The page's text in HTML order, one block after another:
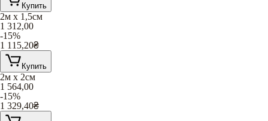
Купить
2м х 1,5см
1 312,00
-15%
1 115,20₴
Купить
2м х 2см
1 564,00
-15%
1 329,40₴